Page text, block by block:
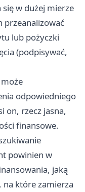
w dużej mierze
przeanalizować
lub pożyczki
(podpisywać,
odpowiedniego
on, rzecz jasna,
finansowe.
powinien w
jaką
na które zamierza